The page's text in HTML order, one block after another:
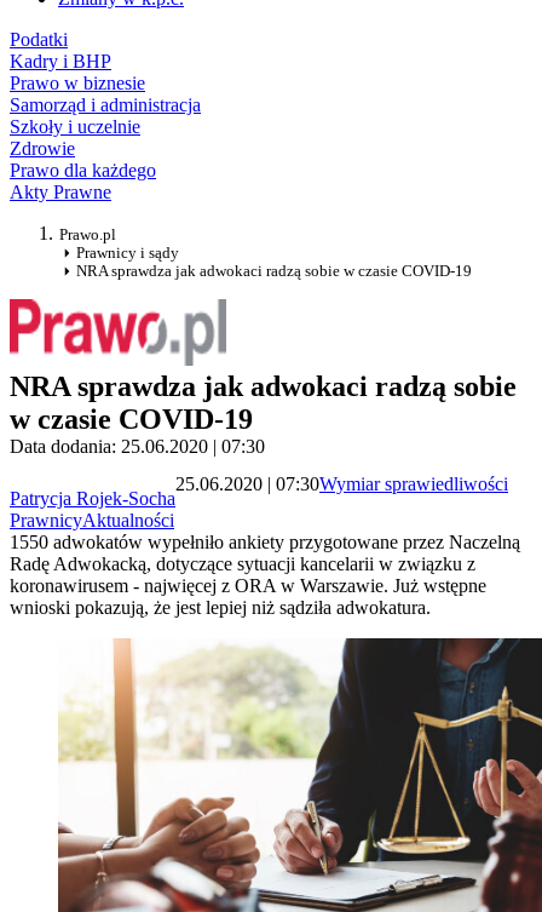
Podatki
Kadry i BHP
Prawo w biznesie
Samorząd i administracja
Szkoły i uczelnie
Zdrowie
Prawo dla każdego
Akty Prawne
Prawo.pl
Prawnicy i sądy
NRA sprawdza jak adwokaci radzą sobie w czasie COVID-19
NRA sprawdza jak adwokaci radzą sobie
w czasie COVID-19
Data dodania: 25.06.2020 | 07:30
Patrycja Rojek-Socha
25.06.2020 | 07:30Wymiar sprawiedliwości
PrawnicyAktualności
1550 adwokatów wypełniło ankiety przygotowane przez Naczelną
Radę Adwokacką, dotyczące sytuacji kancelarii w związku z
koronawirusem - najwięcej z ORA w Warszawie. Już wstępne
wnioski pokazują, że jest lepiej niż sądziła adwokatura.